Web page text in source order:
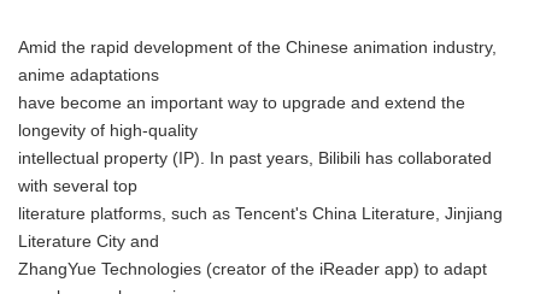
Amid the rapid development of the Chinese animation industry,
anime adaptations
have become an important way to upgrade and extend the
longevity of high-quality
intellectual property (IP). In past years, Bilibili has collaborated
with several top
literature platforms, such as Tencent's China Literature, Jinjiang
Literature City and
ZhangYue Technologies (creator of the iReader app) to adapt